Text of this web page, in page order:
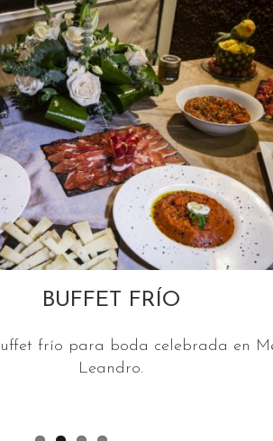
BUFFET FRÍO
frío para boda celebrada en Mesón
Leandro.